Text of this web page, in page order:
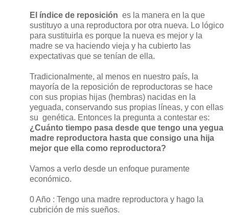
El índice de reposición es la manera en la que
sustituyo a una reproductora por otra nueva. Lo lógico
para sustituirla es porque la nueva es mejor y la
madre se va haciendo vieja y ha cubierto las
expectativas que se tenían de ella.
Tradicionalmente, al menos en nuestro país, la
mayoría de la reposición de reproductoras se hace
con sus propias hijas (hembras) nacidas en la
yeguada, conservando sus propias líneas, y con ellas
su genética. Entonces la pregunta a contestar es:
¿Cuánto tiempo pasa desde que tengo una yegua
madre reproductora hasta que consigo una hija
mejor que ella como reproductora?
Vamos a verlo desde un enfoque puramente
económico.
0 Año : Tengo una madre reproductora y hago la
cubrición de mis sueños.